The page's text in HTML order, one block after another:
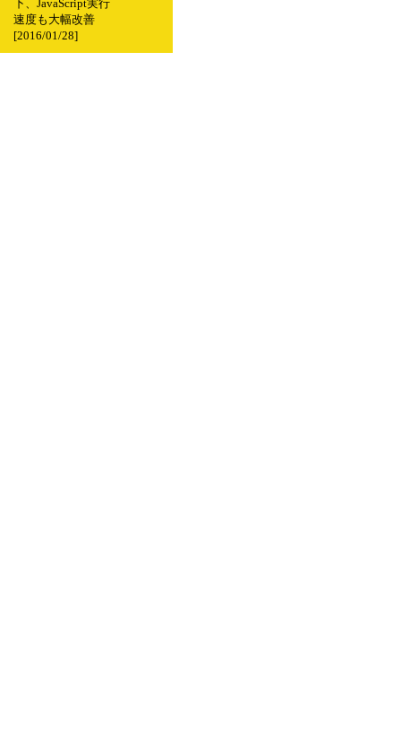
下、JavaScript実行
速度も大幅改善
[2016/01/28]